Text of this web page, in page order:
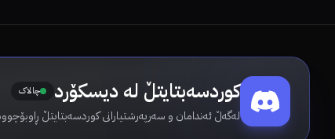
کوردسەبتایتڵ لە دیسکۆرد چالاک
لەگەڵ ئەندامان و سەرپەرشتیارانی کوردسەبتایتڵ